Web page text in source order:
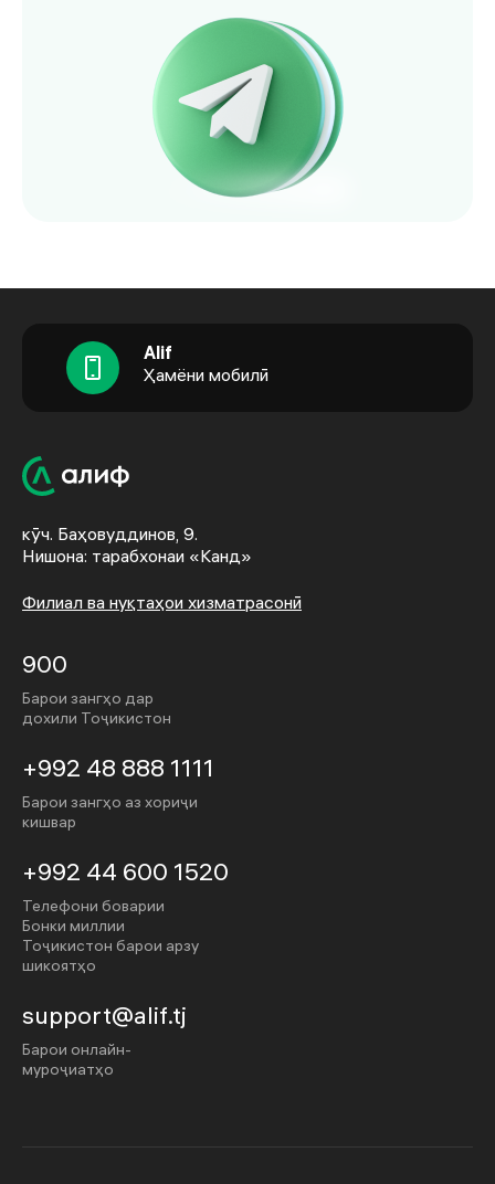
Alif
Ҳамёни мобилӣ
кӯч. Баҳовуддинов, 9.
Нишона: тарабхонаи «Канд»
Филиал ва нуқтаҳои хизматрасонӣ
900
Барои зангҳо дар
дохили Тоҷикистон
+992 48 888 1111
Барои зангҳо аз хориҷи
кишвар
+992 44 600 1520
Телефони боварии
Бонки миллии
Тоҷикистон барои арзу
шикоятҳо
support@alif.tj
Барои онлайн-
муроҷиатҳо